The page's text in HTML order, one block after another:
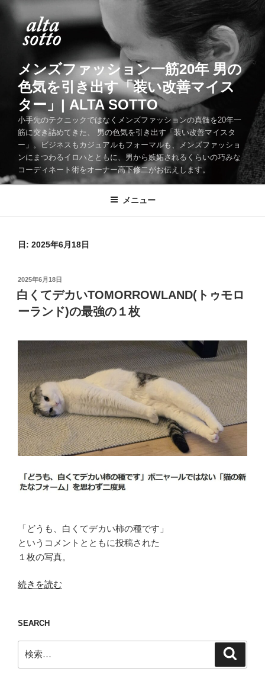
メンズファッション一筋20年 男の
色気を引き出す「装い改善マイス
ター」| ALTA SOTTO
小手先のテクニックではなくメンズファッションの真髄を20年一
筋に突き詰めてきた、 男の色気を引き出す「装い改善マイスタ
ー」。ビジネスもカジュアルもフォーマルも、メンズファッショ
ンにまつわるイロハとともに、男から嫉妬されるくらいの巧みな
コーディネート術をオーナー高下修二がお伝えします。
メニュー
日: 2025年6月18日
投
稿
日:
2025年6月18日
白くてデカいTOMORROWLAND(トゥモロ
ーランド)の最強の１枚
「どうも、白くてデカい柿の種です」
というコメントとともに投稿された
１枚の写真。
“白
デ
カ
い
TOMORROWLAND(ト
続きを読む
SEARCH
索: